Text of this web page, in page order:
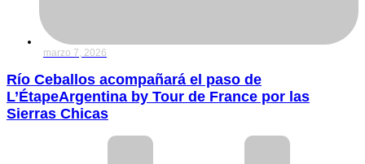
marzo 7, 2026
Río Ceballos acompañará el paso de
L’ÉtapeArgentina by Tour de France por las
Sierras Chicas